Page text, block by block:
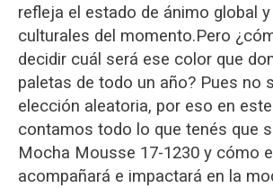
refleja el estado de ánimo global
culturales del momento.Pero
decidir cuál será ese color que
paletas de todo un año? Pues no
elección aleatoria, por eso en
contamos todo lo que tenés que
Mocha Mousse 17-1230 y cómo
acompañará e impactará en la